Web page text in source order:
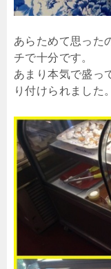
あらためて思った
チで十分です。
あまり本気で盛っ
り付けられました。